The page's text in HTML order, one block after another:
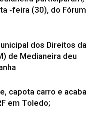
-feira (30), do Fórum
dos Direitos da
de Medianeira deu
capota carro e acaba
em Toledo;